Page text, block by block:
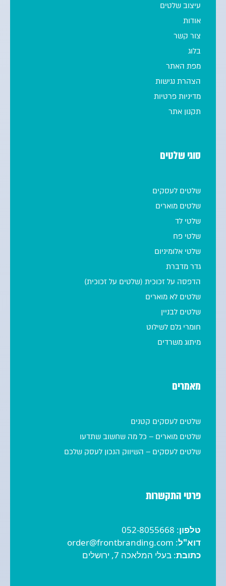
עיצוב שלטים
אודות
צור קשר
בלוג
מפת האתר
הצהרת נגישות
מדיניות פרטיות
תקנון אתר
סוגי שלטים
שלטים לעסקים
שלטים מוארים
שלטי לד
שלטי פח
שלטי אלומיניום
גדר מדברת
הדפסה על זכוכית (שלטים על זכוכית)
שלטים לא מוארים
שלטים לבניין
חומרי גלם לשילוט
מיתוג משרדים
מאמרים
שלטים לעסקים קטנים
שלטים מוארים – כל מה שחשוב שתדעו
שלטים לעסקים – השיווק הנכון לעסק שלכם
פרטי התקשרות
טלפון:
052-8055668
דוא"ל:
order@frontbranding.com
כתובת: בעלי המלאכה 7, ירושלים